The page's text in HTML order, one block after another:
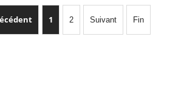
1 2 Suivant Fin